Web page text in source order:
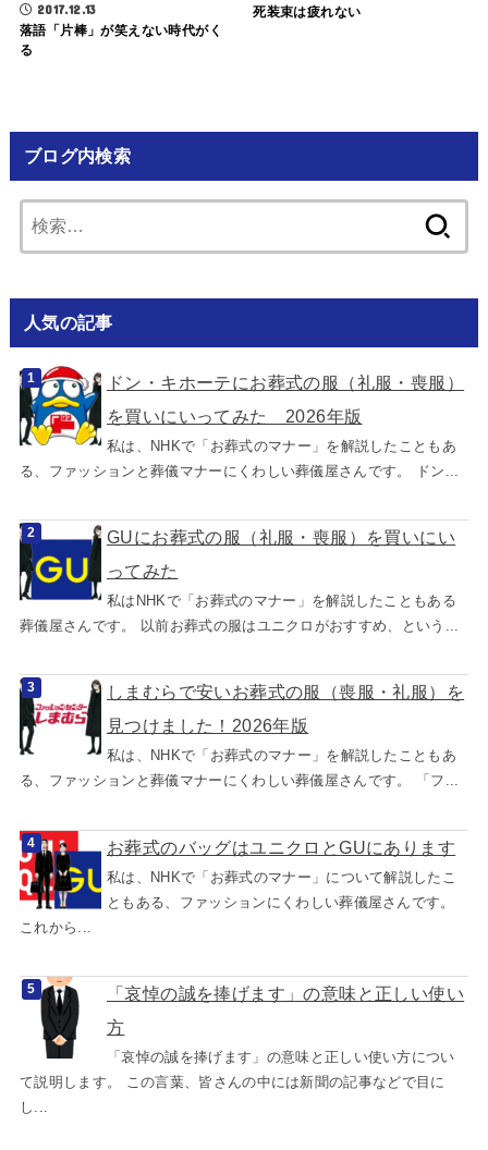
2017.12.13
落語「片棒」が笑えない時代がく
る
死装束は疲れない
ブログ内検索
索:
人気の記事
ドン・キホーテにお葬式の服（礼服・喪服）
を買いにいってみた 2026年版
私は、NHKで「お葬式のマナー」を解説したこともあ
る、ファッションと葬儀マナーにくわしい葬儀屋さんです。 ドン...
GUにお葬式の服（礼服・喪服）を買いにい
ってみた
私はNHKで「お葬式のマナー」を解説したこともある
葬儀屋さんです。 以前お葬式の服はユニクロがおすすめ、という...
しまむらで安いお葬式の服（喪服・礼服）を
見つけました！2026年版
私は、NHKで「お葬式のマナー」を解説したこともあ
る、ファッションと葬儀マナーにくわしい葬儀屋さんです。 「フ...
お葬式のバッグはユニクロとGUにあります
私は、NHKで「お葬式のマナー」について解説したこ
ともある、ファッションにくわしい葬儀屋さんです。
これから...
「哀悼の誠を捧げます」の意味と正しい使い
方
「哀悼の誠を捧げます」の意味と正しい使い方につい
て説明します。 この言葉、皆さんの中には新聞の記事などで目に
し...